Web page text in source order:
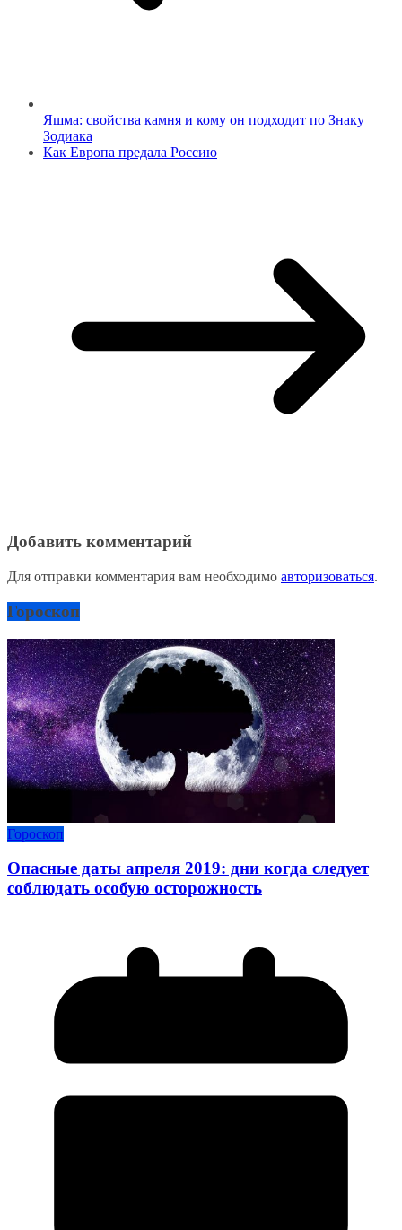
Яшма: свойства камня и кому он подходит по Знаку
Зодиака
Как Европа предала Россию
Добавить комментарий
Для отправки комментария вам необходимо авторизоваться.
Гороскоп
Гороскоп
Опасные даты апреля 2019: дни когда следует
соблюдать особую осторожность